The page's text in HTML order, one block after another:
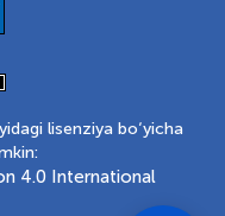
lisenziya bo‘yicha
4.0 International